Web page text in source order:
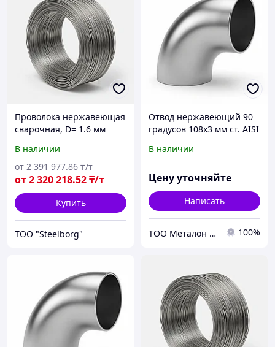
Проволока нержавеющая
сварочная, D= 1.6 мм
В наличии
от2 320 218.52₸/т
от 2 391 977.86 ₸/т
Купить
ТОО "Steelborg"
Отвод нержавеющий 90
градусов 108х3 мм ст. AISI
В наличии
Цену уточняйте
Написать
ТОО Металон 2017 100%